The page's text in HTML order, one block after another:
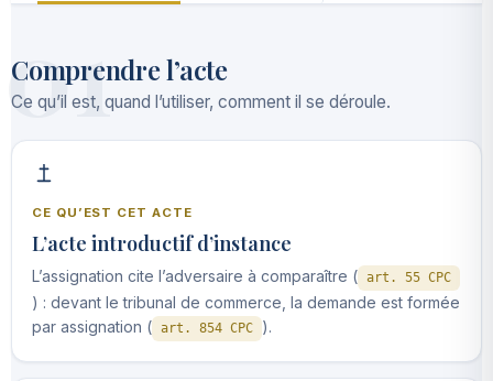
01
Comprendre l’acte
Ce qu’il est, quand l’utiliser, comment il se déroule.
CE QU’EST CET ACTE
L’acte introductif d’instance
L’assignation cite l’adversaire à comparaître ( art. 55 CPC
) : devant le tribunal de commerce, la demande est formée
par assignation ( art. 854 CPC ).